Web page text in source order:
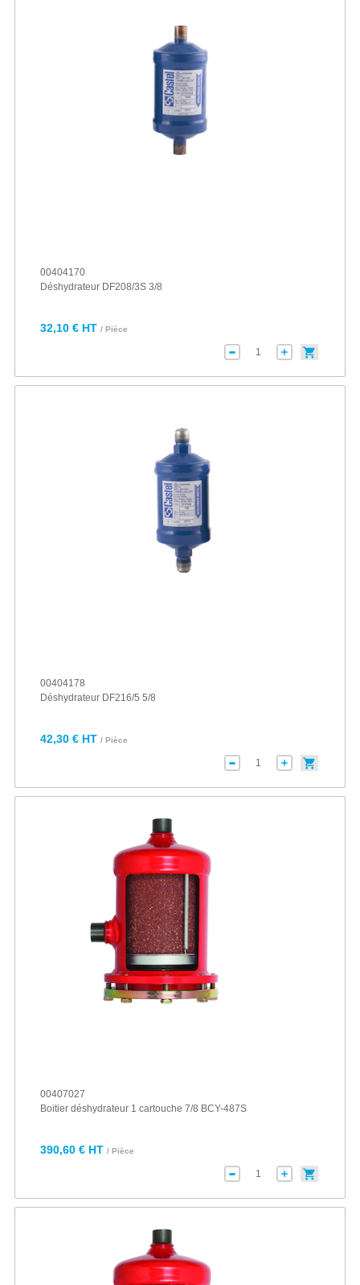
00404170
Déshydrateur DF208/3S 3/8
32,10 € HT / Pièce
00404178
Déshydrateur DF216/5 5/8
42,30 € HT / Pièce
00407027
Boitier déshydrateur 1 cartouche 7/8 BCY-487S
390,60 € HT / Pièce